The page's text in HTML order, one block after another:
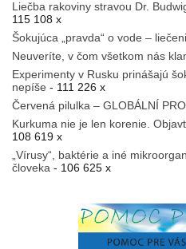
Liečba rakoviny stravou Dr.
115 108 x
Šokujúca „pravda“ o vode –
Neuveríte, v čom všetkom nás
Experimenty v Rusku prinášajú
nepíše - 111 226 x
Červená pilulka – GLOBÁLNÍ
Kurkuma nie je len korenie.
108 619 x
„Vírusy“, baktérie a iné
človeka - 106 625 x